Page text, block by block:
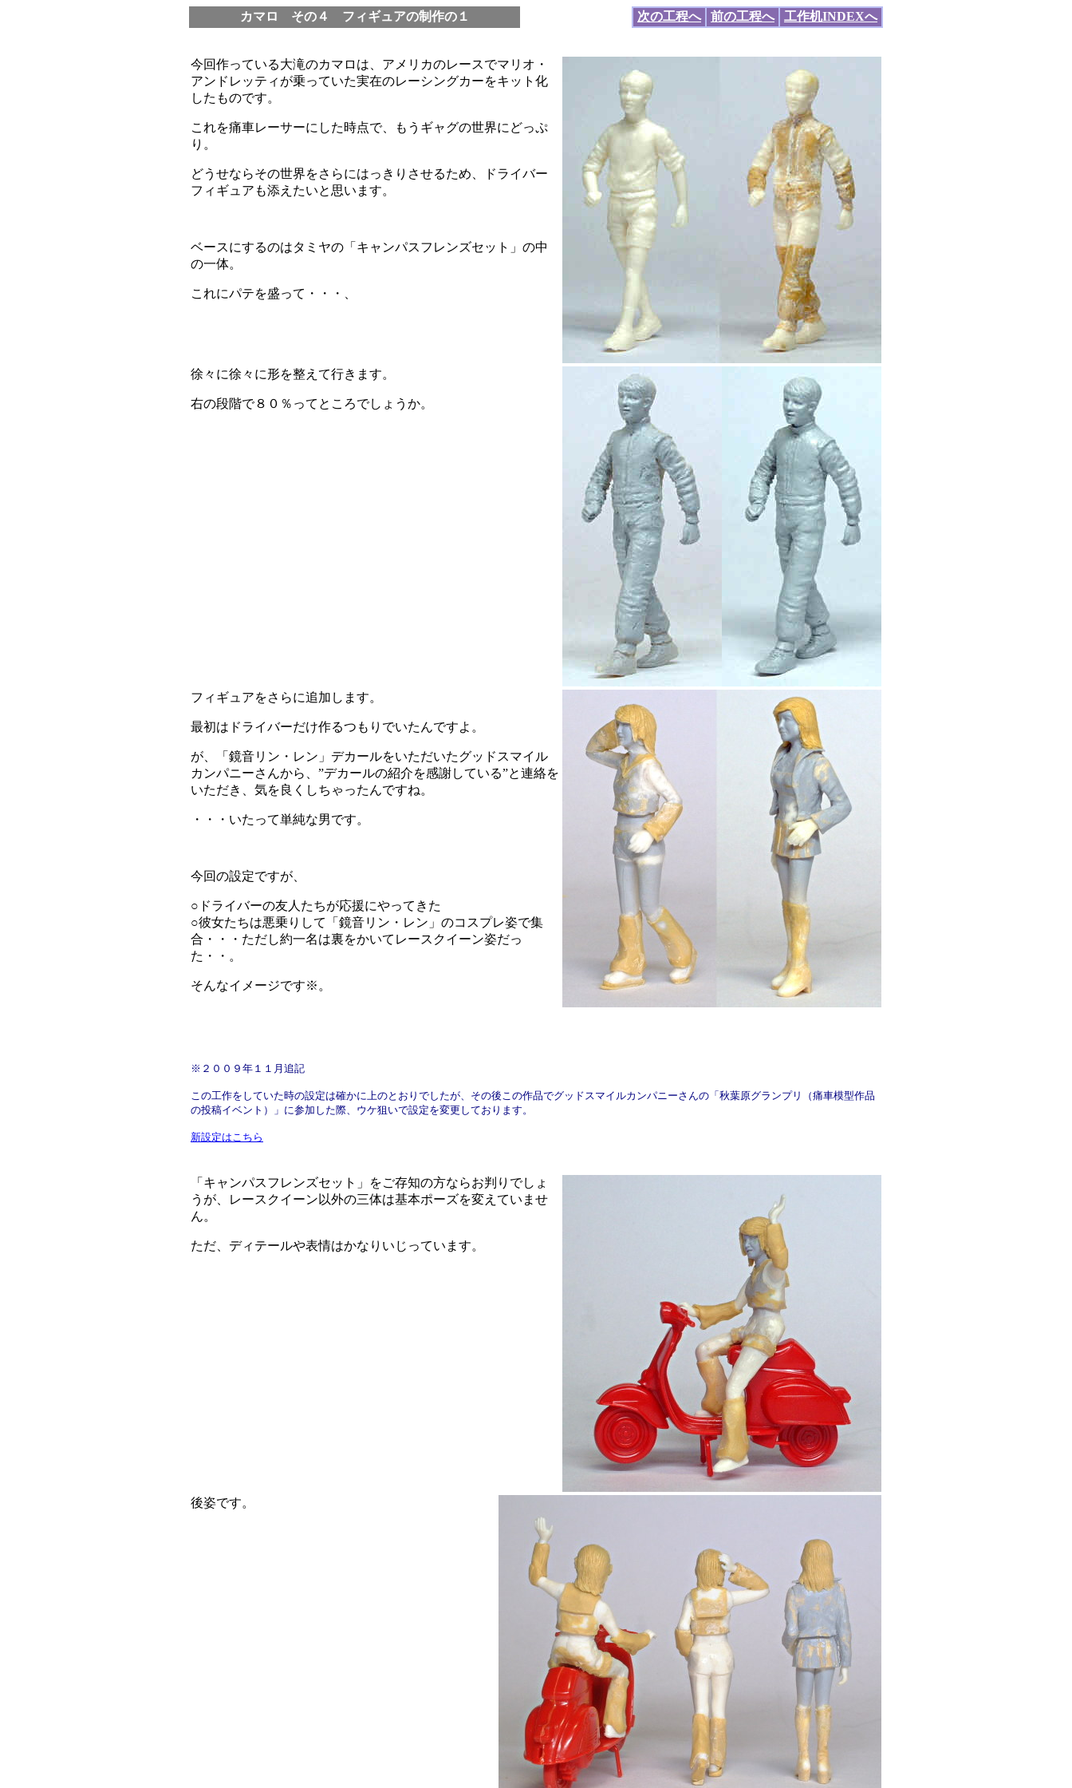
カマロ その４ フィギュアの制作の１ 次の工程へ 前の工程へ 工作机INDEXへ
今回作っている大滝のカマロは、アメリカのレースでマリオ・
アンドレッティが乗っていた実在のレーシングカーをキット化
したものです。
これを痛車レーサーにした時点で、もうギャグの世界にどっぷ
り。
どうせならその世界をさらにはっきりさせるため、ドライバー
フィギュアも添えたいと思います。
ベースにするのはタミヤの「キャンパスフレンズセット」の中
の一体。
これにパテを盛って・・・、
徐々に徐々に形を整えて行きます。
右の段階で８０％ってところでしょうか。
フィギュアをさらに追加します。
最初はドライバーだけ作るつもりでいたんですよ。
が、「鏡音リン・レン」デカールをいただいたグッドスマイル
カンパニーさんから、”デカールの紹介を感謝している”と連絡を
いただき、気を良くしちゃったんですね。
・・・いたって単純な男です。
今回の設定ですが、
○ドライバーの友人たちが応援にやってきた
○彼女たちは悪乗りして「鏡音リン・レン」のコスプレ姿で集
合・・・ただし約一名は裏をかいてレースクイーン姿だっ
た・・。
そんなイメージです※。
※２００９年１１月追記
この工作をしていた時の設定は確かに上のとおりでしたが、その後この作品でグッドスマイルカンパニーさんの「秋葉原グランプリ（痛車模型作品
の投稿イベント）」に参加した際、ウケ狙いで設定を変更しております。
新設定はこちら
「キャンパスフレンズセット」をご存知の方ならお判りでしょ
うが、レースクイーン以外の三体は基本ポーズを変えていませ
ん。
ただ、ディテールや表情はかなりいじっています。
後姿です。